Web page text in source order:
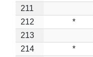
211
212
*
213
214
*